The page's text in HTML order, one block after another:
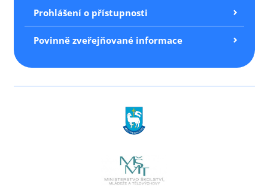
Prohlášení o přístupnosti
Povinně zveřejňované informace